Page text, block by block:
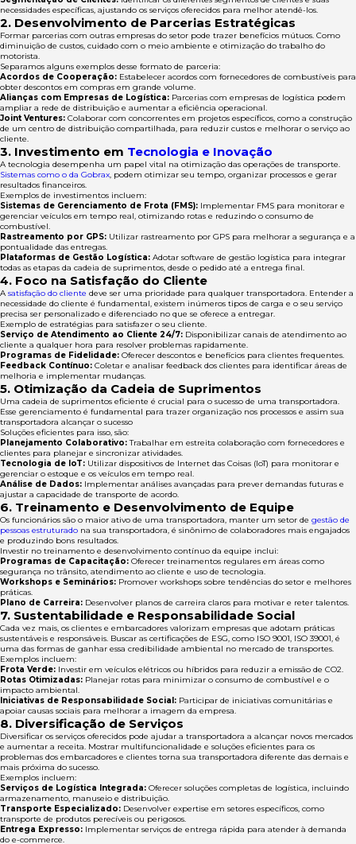
necessidades específicas, ajustando os serviços oferecidos para melhor atendê-los.
2. Desenvolvimento de Parcerias Estratégicas
Formar parcerias com outras empresas do setor pode trazer benefícios mútuos. Como
diminuição de custos, cuidado com o meio ambiente e otimização do trabalho do
motorista.
Separamos alguns exemplos desse formato de parceria:
Acordos de Cooperação: Estabelecer acordos com fornecedores de combustíveis para
obter descontos em compras em grande volume.
Alianças com Empresas de Logística: Parcerias com empresas de logística podem
ampliar a rede de distribuição e aumentar a eficiência operacional.
Joint Ventures: Colaborar com concorrentes em projetos específicos, como a construção
de um centro de distribuição compartilhada, para reduzir custos e melhorar o serviço ao
cliente.
3. Investimento em Tecnologia e Inovação
A tecnologia desempenha um papel vital na otimização das operações de transporte.
Sistemas como o da Gobrax, podem otimizar seu tempo, organizar processos e gerar
resultados financeiros.
Exemplos de investimentos incluem:
Sistemas de Gerenciamento de Frota (FMS): Implementar FMS para monitorar e
gerenciar veículos em tempo real, otimizando rotas e reduzindo o consumo de
combustível.
Rastreamento por GPS: Utilizar rastreamento por GPS para melhorar a segurança e a
pontualidade das entregas.
Plataformas de Gestão Logística: Adotar software de gestão logística para integrar
todas as etapas da cadeia de suprimentos, desde o pedido até a entrega final.
4. Foco na Satisfação do Cliente
A satisfação do cliente deve ser uma prioridade para qualquer transportadora. Entender a
necessidade do cliente é fundamental, existem inúmeros tipos de carga e o seu serviço
precisa ser personalizado e diferenciado no que se oferece a entregar.
Exemplo de estratégias para satisfazer o seu cliente.
Serviço de Atendimento ao Cliente 24/7: Disponibilizar canais de atendimento ao
cliente a qualquer hora para resolver problemas rapidamente.
Programas de Fidelidade: Oferecer descontos e benefícios para clientes frequentes.
Feedback Contínuo: Coletar e analisar feedback dos clientes para identificar áreas de
melhoria e implementar mudanças.
5. Otimização da Cadeia de Suprimentos
Uma cadeia de suprimentos eficiente é crucial para o sucesso de uma transportadora.
Esse gerenciamento é fundamental para trazer organização nos processos e assim sua
transportadora alcançar o sucesso
Soluções eficientes para isso, são:
Planejamento Colaborativo:Trabalhar em estreita colaboração com fornecedores e
clientes para planejar e sincronizar atividades.
Tecnologia de IoT: Utilizar dispositivos de Internet das Coisas (IoT) para monitorar e
gerenciar o estoque e os veículos em tempo real.
Análise de Dados: Implementar análises avançadas para prever demandas futuras e
ajustar a capacidade de transporte de acordo.
6. Treinamento e Desenvolvimento de Equipe
Os funcionários são o maior ativo de uma transportadora, manter um setor de gestão de
pessoas estruturado na sua transportadora, é sinônimo de colaboradores mais engajados
e produzindo bons resultados.
Investir no treinamento e desenvolvimento contínuo da equipe inclui:
Programas de Capacitação: Oferecer treinamentos regulares em áreas como
segurança no trânsito, atendimento ao cliente e uso de tecnologia.
Workshops e Seminários: Promover workshops sobre tendências do setor e melhores
práticas.
Plano de Carreira: Desenvolver planos de carreira claros para motivar e reter talentos.
7. Sustentabilidade e Responsabilidade Social
Cada vez mais, os clientes e embarcadores valorizam empresas que adotam práticas
sustentáveis e responsáveis. Buscar as certificações de ESG, como ISO 9001, ISO 39001, é
uma das formas de ganhar essa credibilidade ambiental no mercado de transportes.
Exemplos incluem:
Frota Verde: Investir em veículos elétricos ou híbridos para reduzir a emissão de CO2.
Rotas Otimizadas: Planejar rotas para minimizar o consumo de combustível e o
impacto ambiental.
Iniciativas de Responsabilidade Social: Participar de iniciativas comunitárias e
apoiar causas sociais para melhorar a imagem da empresa.
8. Diversificação de Serviços
Diversificar os serviços oferecidos pode ajudar a transportadora a alcançar novos mercados
e aumentar a receita. Mostrar multifuncionalidade e soluções eficientes para os
problemas dos embarcadores e clientes torna sua transportadora diferente das demais e
mais próxima do sucesso.
Exemplos incluem:
Serviços de Logística Integrada: Oferecer soluções completas de logística, incluindo
armazenamento, manuseio e distribuição.
Transporte Especializado: Desenvolver expertise em setores específicos, como
transporte de produtos perecíveis ou perigosos.
Entrega Expresso: Implementar serviços de entrega rápida para atender à demanda
do e-commerce.